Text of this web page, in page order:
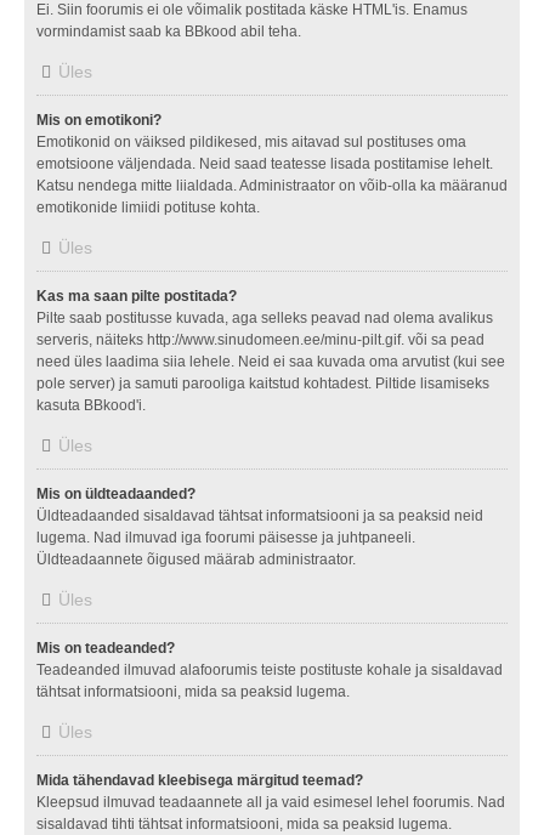
Ei. Siin foorumis ei ole võimalik postitada käske HTML'is. Enamus
vormindamist saab ka BBkood abil teha.
Üles
Mis on emotikoni?
Emotikonid on väiksed pildikesed, mis aitavad sul postituses oma
emotsioone väljendada. Neid saad teatesse lisada postitamise lehelt.
Katsu nendega mitte liialdada. Administraator on võib-olla ka määranud
emotikonide limiidi potituse kohta.
Üles
Kas ma saan pilte postitada?
Pilte saab postitusse kuvada, aga selleks peavad nad olema avalikus
serveris, näiteks http://www.sinudomeen.ee/minu-pilt.gif. või sa pead
need üles laadima siia lehele. Neid ei saa kuvada oma arvutist (kui see
pole server) ja samuti parooliga kaitstud kohtadest. Piltide lisamiseks
kasuta BBkood'i.
Üles
Mis on üldteadaanded?
Üldteadaanded sisaldavad tähtsat informatsiooni ja sa peaksid neid
lugema. Nad ilmuvad iga foorumi päisesse ja juhtpaneeli.
Üldteadaannete õigused määrab administraator.
Üles
Mis on teadeanded?
Teadeanded ilmuvad alafoorumis teiste postituste kohale ja sisaldavad
tähtsat informatsiooni, mida sa peaksid lugema.
Üles
Mida tähendavad kleebisega märgitud teemad?
Kleepsud ilmuvad teadaannete all ja vaid esimesel lehel foorumis. Nad
sisaldavad tihti tähtsat informatsiooni, mida sa peaksid lugema.